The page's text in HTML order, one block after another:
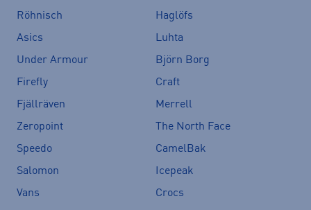
Röhnisch
Haglöfs
Asics
Luhta
Under Armour
Björn Borg
Firefly
Craft
Fjällräven
Merrell
Zeropoint
The North Face
Speedo
CamelBak
Salomon
Icepeak
Vans
Crocs